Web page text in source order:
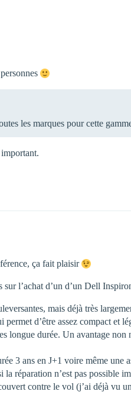
les marques pour cette
ça fait plaisir
l’achat d’un d’un Dell
mais déjà très
permet d’être assez compact
longue durée. Un avantage
3 ans en J+1 voire même une
la réparation n’est pas possible
contre le vol (j’ai déjà